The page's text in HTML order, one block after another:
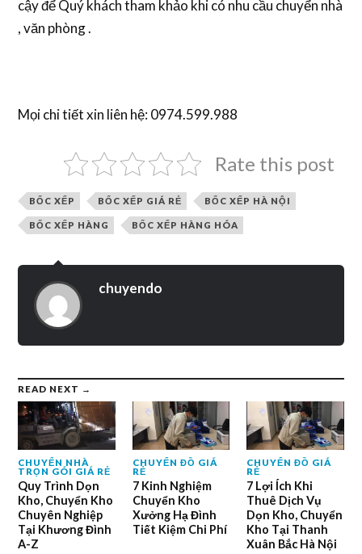
cậy để Quý khách tham khảo khi có nhu cầu chuyển nhà
, văn phòng .
Mọi chi tiết xin liên hệ: 0974.599.988
Rate this post
BỐC XẾP BỐC XẾP GIÁ RẺ BỐC XẾP HÀ NỘI
BỐC XẾP HÀNG BỐC XẾP HÀNG HÓA
chuyendo
READ NEXT →
CHUYỂN NHÀ
TRỌN GÓI GIÁ RẺ
Quy Trình Dọn
Kho, Chuyển Kho
Chuyên Nghiệp
Tại Khương Đình
A-Z
CHUYỂN ĐỒ GIÁ
RẺ
7 Kinh Nghiệm
Chuyển Kho
Xưởng Hạ Đình
Tiết Kiệm Chi Phí
CHUYỂN ĐỒ GIÁ
RẺ
7 Lợi Ích Khi
Thuê Dịch Vụ
Dọn Kho, Chuyển
Kho Tại Thanh
Xuân Bắc Hà Nội